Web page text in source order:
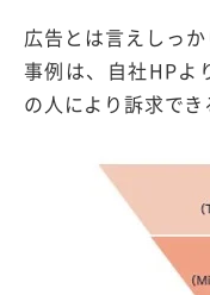
広告とは言えしっ
事例は、自社HPよ
の人により訴求でき